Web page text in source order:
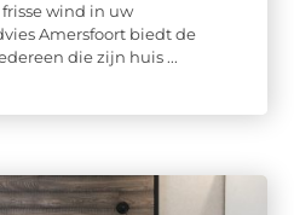
wind in uw
Amersfoort biedt de
die zijn huis ...